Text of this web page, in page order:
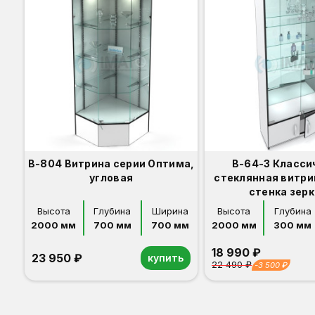
В-804 Витрина серии Оптима,
угловая
Высота
2000 мм
Глубина
700 мм
Ширина
700 мм
23 950 ₽ купить
В-64-З
стеклянная
стенка
Высота
2000 мм
Глубина
300 мм
18 990 ₽
22 490 ₽ -3 500 ₽